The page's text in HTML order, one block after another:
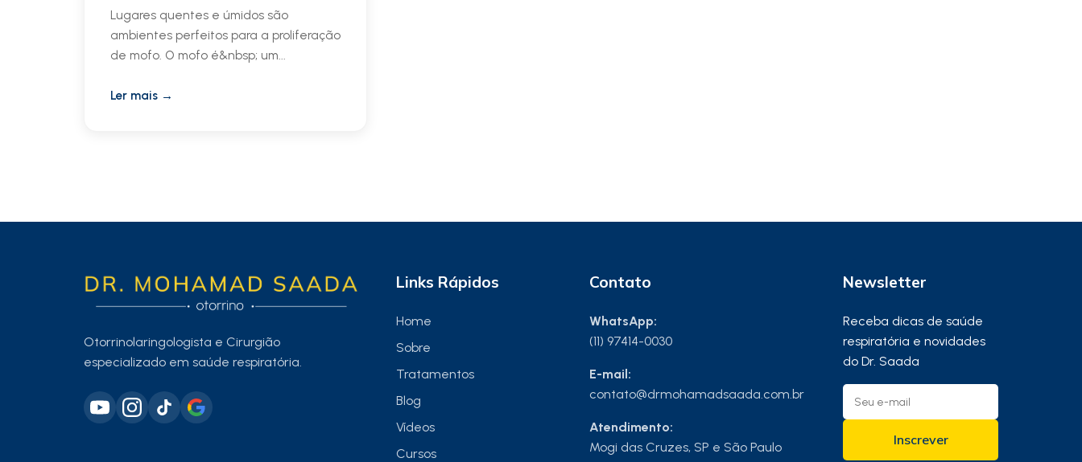
Lugares quentes e úmidos são
ambientes perfeitos para a proliferação
de mofo. O mofo é&nbsp; um...
Ler mais →
Otorrinolaringologista e Cirurgião
especializado em saúde respiratória.
Links Rápidos
Home
Sobre
Tratamentos
Blog
Vídeos
Cursos
Contato
WhatsApp:
(11) 97414-0030
E-mail:
contato@drmohamadsaada.com.br
Atendimento:
Mogi das Cruzes, SP e São Paulo
Newsletter
Receba dicas de saúde
respiratória e novidades
do Dr. Saada
Inscrever